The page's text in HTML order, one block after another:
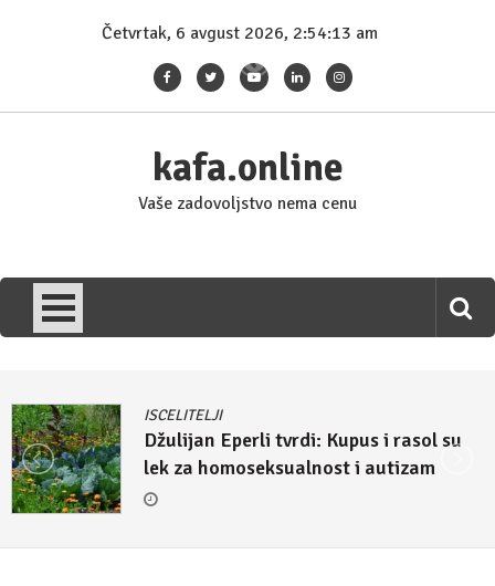
Četvrtak, 6 avgust 2026, 2:54:13 am
kafa.online
Vaše zadovoljstvo nema cenu
ISCELITELJI
Džulijan Eperli tvrdi: Kupus i rasol su
lek za homoseksualnost i autizam